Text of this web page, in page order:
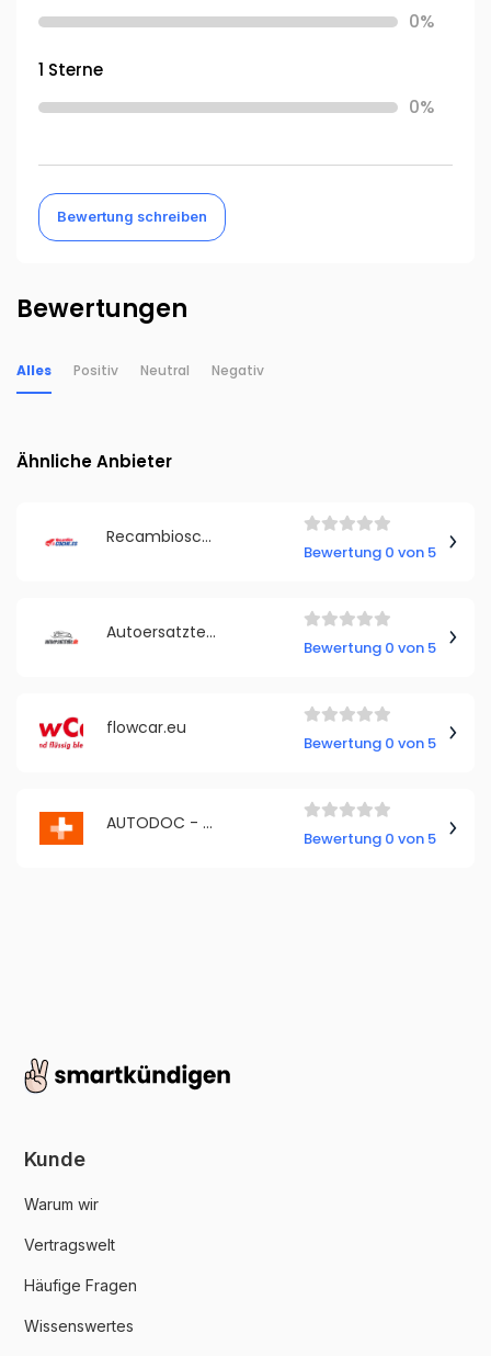
0%
1 Sterne
0%
Bewertung schreiben
Bewertungen
Alles Positiv Neutral Negativ
Ähnliche Anbieter
Recambioscoche
Bewertung 0 von 5
Autoersatzteile Deutschland
Bewertung 0 von 5
flowcar.eu
Bewertung 0 von 5
AUTODOC - Romania
Bewertung 0 von 5
Kunde
Warum wir
Vertragswelt
Häufige Fragen
Wissenswertes